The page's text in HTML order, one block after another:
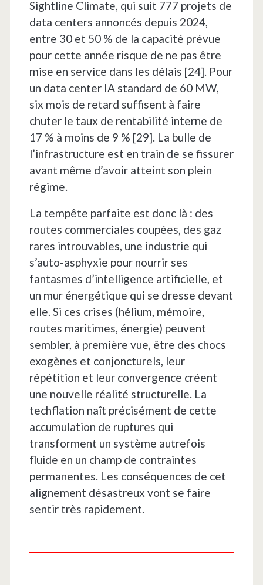
Sightline Climate, qui suit 777 projets de
data centers annoncés depuis 2024,
entre 30 et 50 % de la capacité prévue
pour cette année risque de ne pas être
mise en service dans les délais [24]. Pour
un data center IA standard de 60 MW,
six mois de retard suffisent à faire
chuter le taux de rentabilité interne de
17 % à moins de 9 % [29]. La bulle de
l’infrastructure est en train de se fissurer
avant même d’avoir atteint son plein
régime.
La tempête parfaite est donc là : des
routes commerciales coupées, des gaz
rares introuvables, une industrie qui
s’auto-asphyxie pour nourrir ses
fantasmes d’intelligence artificielle, et
un mur énergétique qui se dresse devant
elle. Si ces crises (hélium, mémoire,
routes maritimes, énergie) peuvent
sembler, à première vue, être des chocs
exogènes et conjoncturels, leur
répétition et leur convergence créent
une nouvelle réalité structurelle. La
techflation naît précisément de cette
accumulation de ruptures qui
transforment un système autrefois
fluide en un champ de contraintes
permanentes. Les conséquences de cet
alignement désastreux vont se faire
sentir très rapidement.